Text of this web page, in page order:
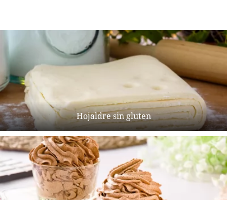
Hojaldre sin gluten